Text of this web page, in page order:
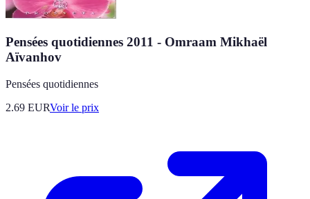
Pensées quotidiennes 2011 - Omraam Mikhaël
Aïvanhov
Pensées quotidiennes
2.69 EURVoir le prix